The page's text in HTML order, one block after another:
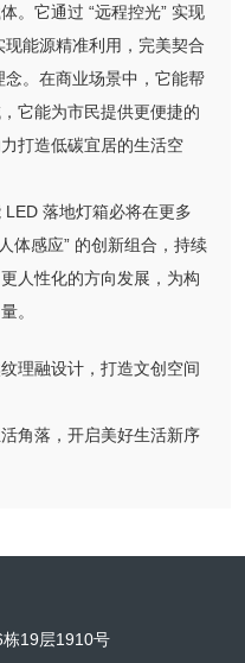
。它通过 “远程控光” 实现
现能源精准利用，完美契合
念。在商业场景中，它能帮
它能为市民提供更便捷的
打造低碳宜居的生活空
落地灯箱必将在更多
体感应” 的创新组合，持续
人性化的方向发展，为构
。
理融设计，打造文创空间
角落，开启美好生活新序
19层1910号